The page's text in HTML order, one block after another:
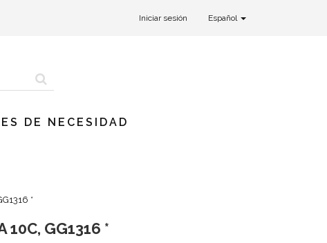
Iniciar sesión Español
DE NECESIDAD
*
10C, GG1316 *